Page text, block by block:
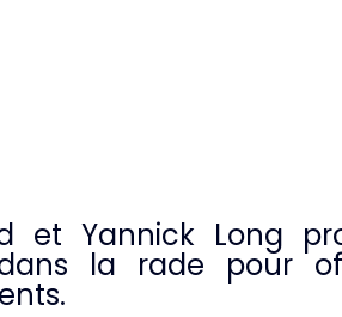
et Yannick Long
la rade pour